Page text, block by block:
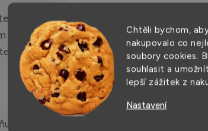
Chtěli bychom,
nakupovalo co
soubory cookies.
souhlasit a
lepší zážitek z
Nastavení
se speciální
pro zajištění co největší měkkosti.
kromě slušivosti také pohodlí, právě
podmínky certifikace Oeko-Tex®,